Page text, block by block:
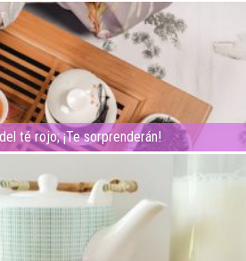
té rojo; ¡Te sorprenderán!